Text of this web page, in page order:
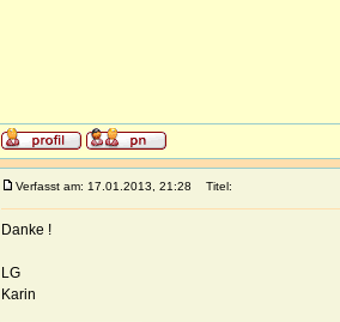
Verfasst am: 17.01.2013, 21:28 Titel:
Danke !
LG
Karin